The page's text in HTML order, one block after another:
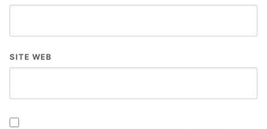
SITE WEB